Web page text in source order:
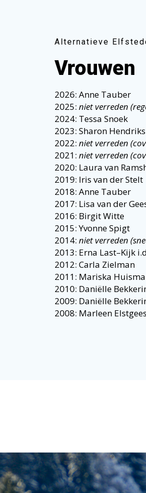
Alternatieve
Vrouwen
2026: Anne Tauber
2025: niet verreden
2024: Tessa Snoek
2023: Sharon Hendriks
2022: niet verreden
2021: niet verreden
2020: Laura van
2019: Iris van der Stelt
2018: Anne Tauber
2017: Lisa van der
2016: Birgit Witte
2015: Yvonne Spigt
2014: niet verreden
2013: Erna Last–Kijk
2012: Carla Zielman
2011: Mariska
2010: Daniëlle
2009: Daniëlle
2008: Marleen